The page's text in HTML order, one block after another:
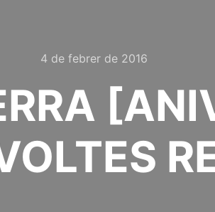
4 de febrer de 2016